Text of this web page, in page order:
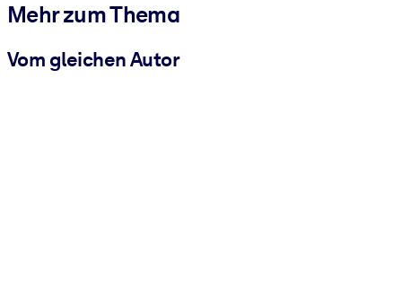
Mehr zum Thema
Vom gleichen Autor